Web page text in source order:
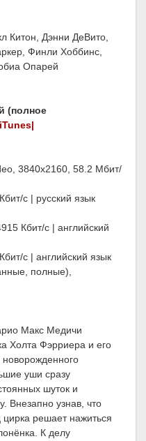
Китон, Дэнни ДеВито,
Финли Хоббинс,
Опарей
(полное
3840x2160, 58.2 Мбит/
с | русский язык
Кбит/с | английский
с | английский язык
полные),
Макс Медичи
Холта Фэрриера и его
уши сразу
шуток и
Внезапно узнав, что
решает нажиться
К делу